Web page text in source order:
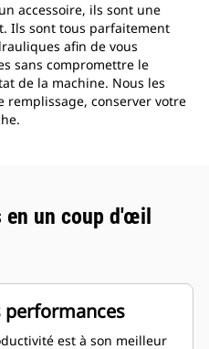
accessoire, ils sont une
Ils sont tous parfaitement
afin de vous
sans compromettre le
de la machine. Nous les
remplissage, conserver votre
un coup d'œil
performances
est à son meilleur